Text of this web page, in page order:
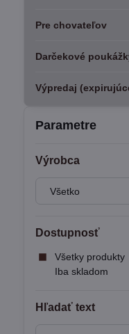
Parametre
Výrobca
Dostupnosť
Všetky produkty
Iba skladom
Hľadať text
Pre chovateľov
Darčekové
Výpredaj